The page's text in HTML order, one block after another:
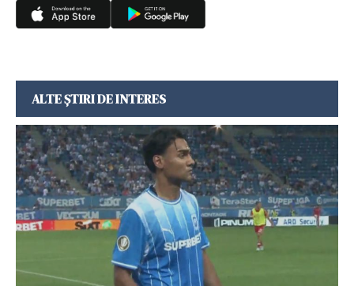
ALTE ȘTIRI DE INTERES